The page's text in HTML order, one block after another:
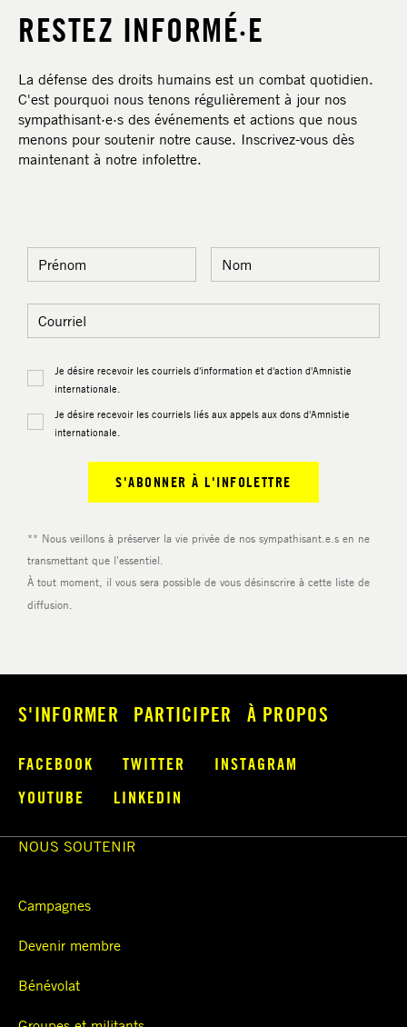
RESTEZ INFORMÉ·E
La défense des droits humains est un combat quotidien.
C'est pourquoi nous tenons régulièrement à jour nos
sympathisant·e·s des événements et actions que nous
menons pour soutenir notre cause. Inscrivez-vous dès
maintenant à notre infolettre.
S'INFORMER PARTICIPER À PROPOS
FACEBOOK TWITTER
INSTAGRAM
YOUTUBE
LINKEDIN
NOUS SOUTENIR
Campagnes
Devenir membre
Bénévolat